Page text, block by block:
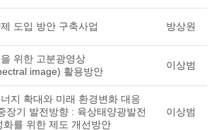
도입 방안 구축사업 방상원
위한 고분광영상
image) 활용방안
이상범
지 확대와 미래 환경변화 대응
장기 발전방향 : 육상태양광발전
화를 위한 제도 개선방안
이상범